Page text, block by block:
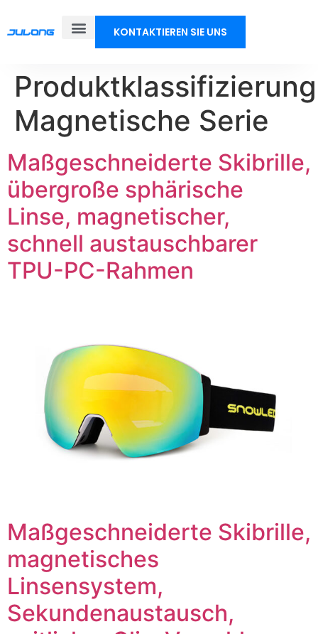
KONTAKTIEREN SIE UNS
Magnetische Serie
Maßgeschneiderte Skibrille,
übergroße sphärische
Linse, magnetischer,
schnell austauschbarer
TPU-PC-Rahmen
Maßgeschneiderte Skibrille,
magnetisches
Linsensystem,
Sekundenaustausch,